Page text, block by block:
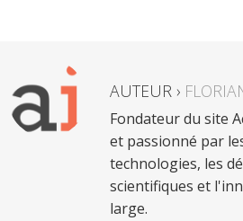
AUTEUR ›
Fondateur du site
et passionné par
technologies, les
scientifiques et
large.